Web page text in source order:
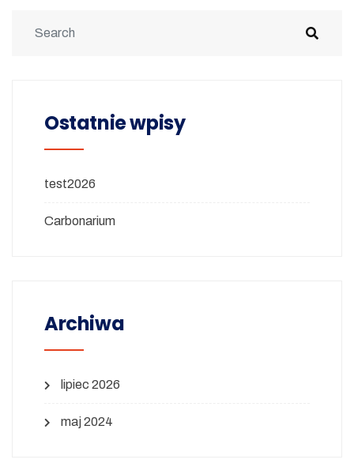
Ostatnie wpisy
test2026
Carbonarium
Archiwa
lipiec 2026
maj 2024